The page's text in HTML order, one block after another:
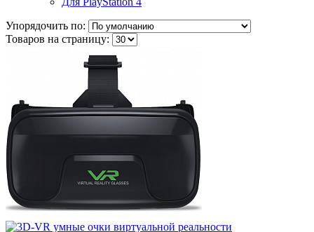
Упорядочить по:
Товаров на страницу: